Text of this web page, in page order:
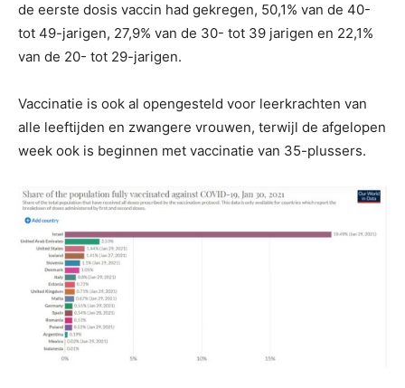
de eerste dosis vaccin had gekregen, 50,1% van de 40-
tot 49-jarigen, 27,9% van de 30- tot 39 jarigen en 22,1%
van de 20- tot 29-jarigen.
Vaccinatie is ook al opengesteld voor leerkrachten van
alle leeftijden en zwangere vrouwen, terwijl de afgelopen
week ook is beginnen met vaccinatie van 35-plussers.